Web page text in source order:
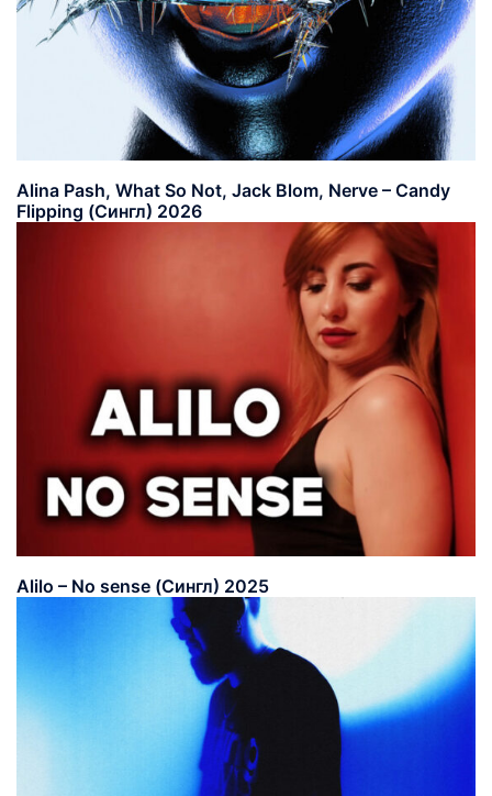
Alina Pash, What So Not, Jack Blom, Nerve – Candy
Flipping (Сингл) 2026
Alilo – No sense (Сингл) 2025